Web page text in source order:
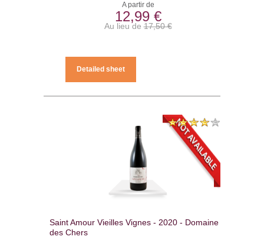
A partir de
12,99 €
Au lieu de17,50 €
Detailed sheet
Saint Amour Vieilles Vignes - 2020 - Domaine
des Chers